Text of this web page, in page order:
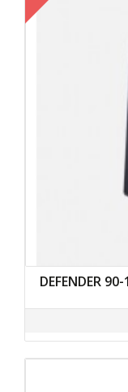
DEFENDER